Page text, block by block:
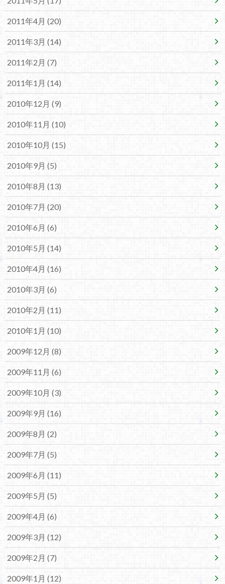
2011年4月 (20)
2011年3月 (14)
2011年2月 (7)
2011年1月 (14)
2010年12月 (9)
2010年11月 (10)
2010年10月 (15)
2010年9月 (5)
2010年8月 (13)
2010年7月 (20)
2010年6月 (6)
2010年5月 (14)
2010年4月 (16)
2010年3月 (6)
2010年2月 (11)
2010年1月 (10)
2009年12月 (8)
2009年11月 (6)
2009年10月 (3)
2009年9月 (16)
2009年8月 (2)
2009年7月 (5)
2009年6月 (11)
2009年5月 (5)
2009年4月 (6)
2009年3月 (12)
2009年2月 (7)
2009年1月 (12)